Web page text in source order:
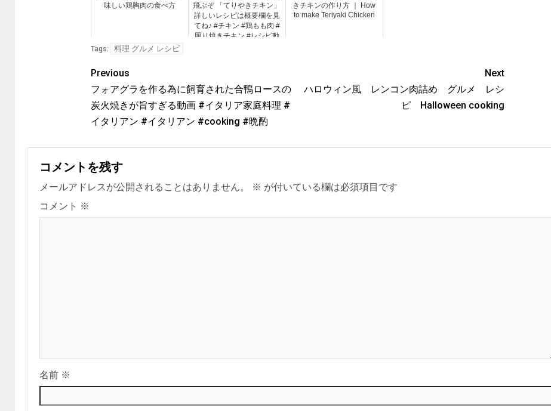
味しい鶏胸肉の食べ方
飛ぶぞ 「てりやきチキン」
詳しいレシピは概要欄を見
てね♪ #チキン #鶏もも肉 #
照り焼きチキン #レシピ動
きチキンの作り方 ｜ How
to make Teriyaki Chicken
Tags: 料理 グルメ レシピ
Previous
フォアグラを作る為に飼育された合鴨ロースの
炭火焼きが旨すぎる動画 #イタリア家庭料理 #
イタリアン #イタリアン #cooking #晩酌
Next
ハロウィン風 レンコン肉詰め グルメ レシ
ピ Halloween cooking
コメントを残す
メールアドレスが公開されることはありません。 ※ が付いている欄は必須項目です
コメント ※
名前 ※